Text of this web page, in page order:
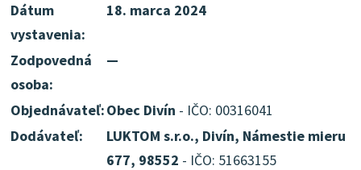
Dátum
vystavenia:
18. marca 2024
Zodpovedná
osoba:
—
Objednávateľ:Obec Divín - IČO: 00316041
Dodávateľ:
LUKTOM s.r.o., Divín, Námestie mieru
677, 98552 - IČO: 51663155